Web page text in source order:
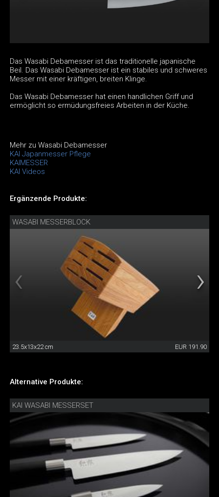
Das Wasabi Debamesser ist das traditionelle japanische
Beil. Das Wasabi Debamesser ist ein stabiles und schweres
Messer mit einer kräftigen, breiten Klinge.
Das Wasabi Debamesser hat einen handlichen Griff und
ermöglicht so ermüdungsfreies Arbeiten in der Küche.
Mehr zu Wasabi Debamesser
KAI Japanmesser Pflege
KAIMESSER
KAI Videos
Ergänzende Produkte:
WASABI MESSERBLOCK
23.5x13x22 cm EUR 191.90
Alternative Produkte:
KAI WASABI MESSERSET